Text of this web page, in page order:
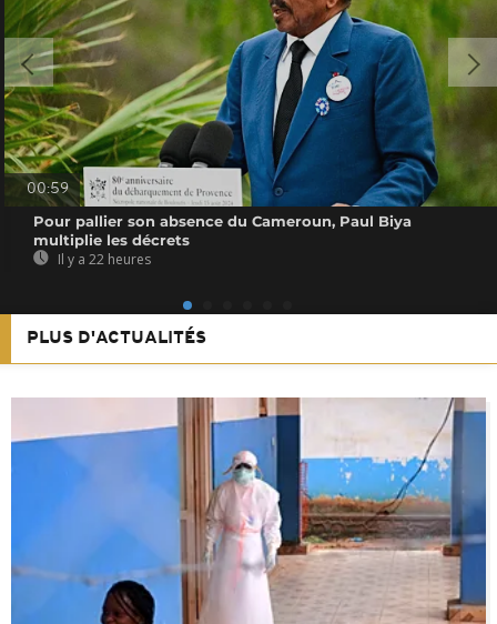
00:59
Pour pallier son absence du Cameroun, Paul Biya
multiplie les décrets
Il y a 22 heures
PLUS D'ACTUALITÉS